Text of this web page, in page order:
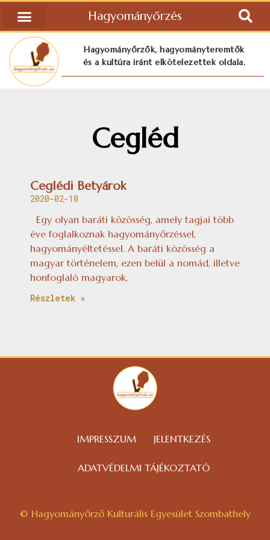
Hagyományőrzés
Hagyományőrzők, hagyományteremtők
és a kultúra iránt elkötelezettek oldala.
Cegléd
Ceglédi Betyárok
2020-02-10
Egy olyan baráti közösség, amely tagjai több
éve foglalkoznak hagyományőrzéssel,
hagyományéltetéssel. A baráti közösség a
magyar történelem, ezen belül a nomád, illetve
honfoglaló magyarok,
Részletek »
IMPRESSZUM JELENTKEZÉS
ADATVÉDELMI TÁJÉKOZTATÓ
© Hagyományőrző Kulturális Egyesület Szombathely